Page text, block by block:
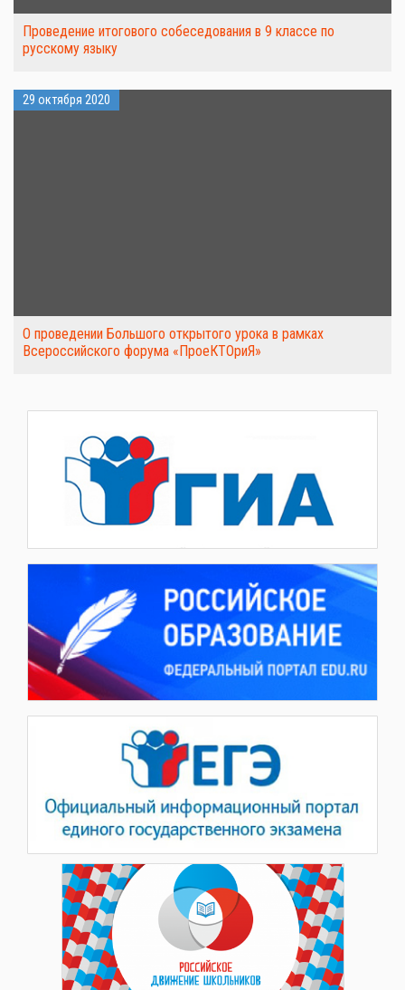
Проведение итогового собеседования в 9 классе по
русскому языку
29 октября 2020
О проведении Большого открытого урока в рамках
Всероссийского форума «ПроеКТОриЯ»